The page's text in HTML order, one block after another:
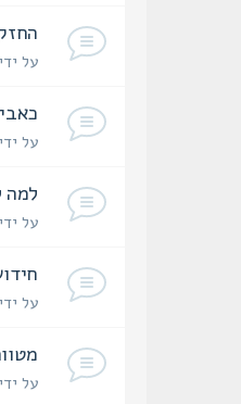
על ידי
על ידי
למה
על ידי
על ידי
על ידי